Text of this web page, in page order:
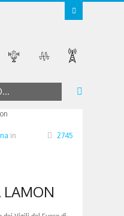
in
2745
LAMON